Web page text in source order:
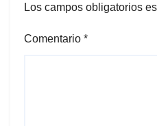
Los campos obligatorios
Comentario *